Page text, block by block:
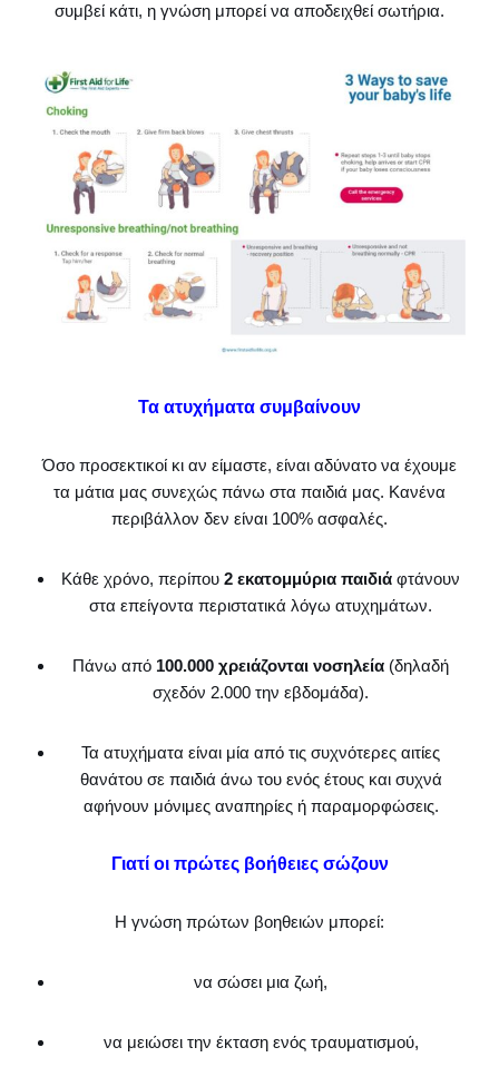
συμβεί κάτι, η γνώση μπορεί να αποδειχθεί σωτήρια.
Τα ατυχήματα συμβαίνουν
Όσο προσεκτικοί κι αν είμαστε, είναι αδύνατο να έχουμε
τα μάτια μας συνεχώς πάνω στα παιδιά μας. Κανένα
περιβάλλον δεν είναι 100% ασφαλές.
Κάθε χρόνο, περίπου 2 εκατομμύρια παιδιά φτάνουν
στα επείγοντα περιστατικά λόγω ατυχημάτων.
Πάνω από 100.000 χρειάζονται νοσηλεία (δηλαδή
σχεδόν 2.000 την εβδομάδα).
Τα ατυχήματα είναι μία από τις συχνότερες αιτίες
θανάτου σε παιδιά άνω του ενός έτους και συχνά
αφήνουν μόνιμες αναπηρίες ή παραμορφώσεις.
Γιατί οι πρώτες βοήθειες σώζουν
Η γνώση πρώτων βοηθειών μπορεί:
να σώσει μια ζωή,
να μειώσει την έκταση ενός τραυματισμού,